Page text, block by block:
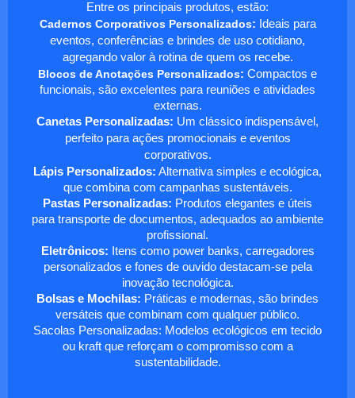
Entre os principais produtos, estão:
Cadernos Corporativos Personalizados: Ideais para
eventos, conferências e brindes de uso cotidiano,
agregando valor à rotina de quem os recebe.
Blocos de Anotações Personalizados: Compactos e
funcionais, são excelentes para reuniões e atividades
externas.
Canetas Personalizadas: Um clássico indispensável,
perfeito para ações promocionais e eventos
corporativos.
Lápis Personalizados: Alternativa simples e ecológica,
que combina com campanhas sustentáveis.
Pastas Personalizadas: Produtos elegantes e úteis
para transporte de documentos, adequados ao ambiente
profissional.
Eletrônicos: Itens como power banks, carregadores
personalizados e fones de ouvido destacam-se pela
inovação tecnológica.
Bolsas e Mochilas: Práticas e modernas, são brindes
versáteis que combinam com qualquer público.
Sacolas Personalizadas: Modelos ecológicos em tecido
ou kraft que reforçam o compromisso com a
sustentabilidade.